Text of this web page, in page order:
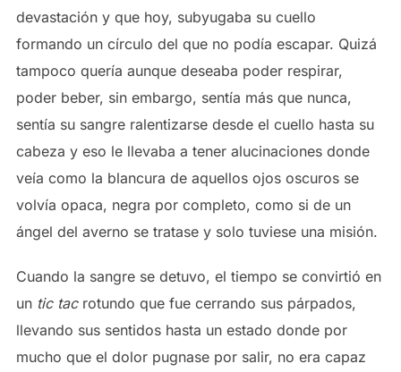
devastación y que hoy, subyugaba su cuello
formando un círculo del que no podía escapar. Quizá
tampoco quería aunque deseaba poder respirar,
poder beber, sin embargo, sentía más que nunca,
sentía su sangre ralentizarse desde el cuello hasta su
cabeza y eso le llevaba a tener alucinaciones donde
veía como la blancura de aquellos ojos oscuros se
volvía opaca, negra por completo, como si de un
ángel del averno se tratase y solo tuviese una misión.
Cuando la sangre se detuvo, el tiempo se convirtió en
un tic tacrotundo que fue cerrando sus párpados,
llevando sus sentidos hasta un estado donde por
mucho que el dolor pugnase por salir, no era capaz